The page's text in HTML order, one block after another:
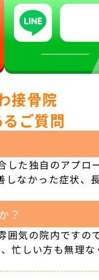
接骨院
ご質問
た独自のアプロ
なかった症状、
？
気の院内ですの
忙しい方も無理な